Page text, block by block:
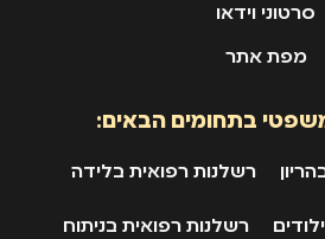
סרטוני וידאו
מפת אתר
משפטי בתחומים הבאים:
רשלנות רפואית בלידה
רשלנות רפואית בניתוח